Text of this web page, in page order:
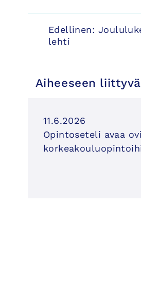
Artikkelien
selaus
Edellinen:
lehti
Aiheeseen
11.6.2026
Opintoseteli avaa